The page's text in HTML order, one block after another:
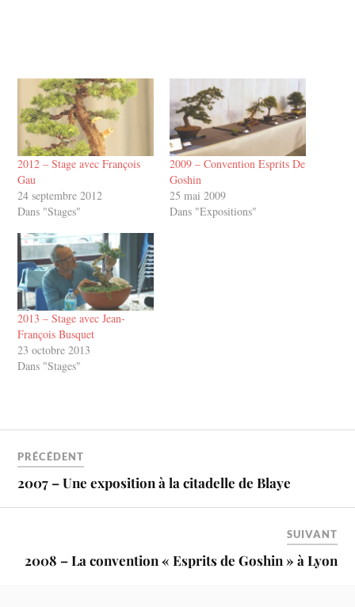
2012 – Stage avec François
Gau
24 septembre 2012
Dans "Stages"
2009 – Convention Esprits De
Goshin
25 mai 2009
Dans "Expositions"
2013 – Stage avec Jean-
François Busquet
23 octobre 2013
Dans "Stages"
PRÉCÉDENT
2007 – Une exposition à la citadelle de Blaye
SUIVANT
2008 – La convention « Esprits de Goshin » à Lyon